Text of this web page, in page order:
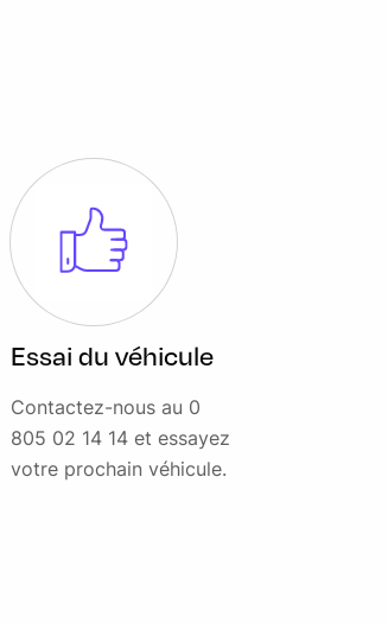
Essai du véhicule
Contactez-nous au 0
805 02 14 14 et essayez
votre prochain véhicule.